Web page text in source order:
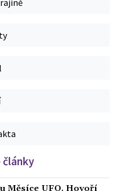
články
Měsíce UFO. Hovoří